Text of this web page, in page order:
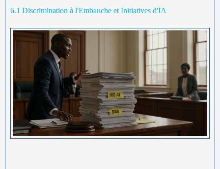
6.1 Discrimination à l'Embauche et Initiatives d'IA